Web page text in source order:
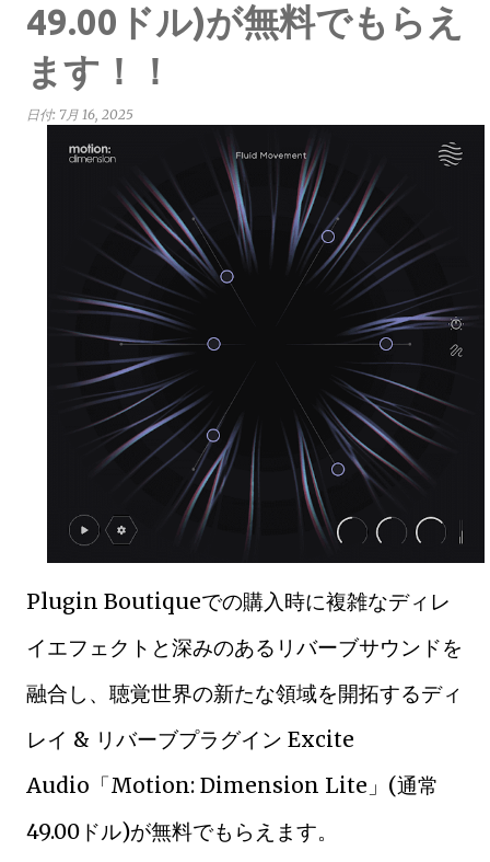
49.00ドル)が無料でもらえ
ます！！
日付: 7月 16, 2025
Plugin Boutiqueでの購入時に複雑なディレ
イエフェクトと深みのあるリバーブサウンドを
融合し、聴覚世界の新たな領域を開拓するディ
レイ & リバーブプラグイン Excite
Audio「Motion: Dimension Lite」(通常
49.00ドル)が無料でもらえます。